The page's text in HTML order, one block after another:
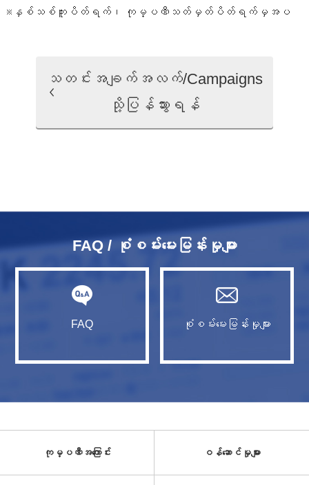
※နှစ်သစ်ကူးပိတ်ရက်၊ ကုမ္ပဏီသတ်မှတ်ပိတ်ရက်မှအပ
သတင်းအချက်အလက်/Campaigns
သို့ပြန်သွားရန်
FAQ / စုံစမ်းမေးမြန်းမှုများ
FAQ စုံစမ်းမေးမြန်းမှုများ
ကုမ္ပဏီအကြောင်း ဝန်ဆောင်မှုများ